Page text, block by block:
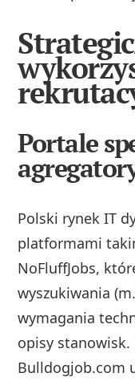
Portale
Polski rynek IT
platformami
NoFluffJobs,
wyszukiwania
wymagania
opisy stanowisk.
Bulldogjob.com